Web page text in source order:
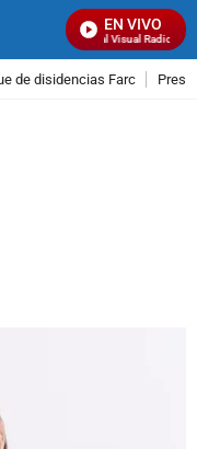
EN VIVO
Señal Visual Radio
de disidencias Farc